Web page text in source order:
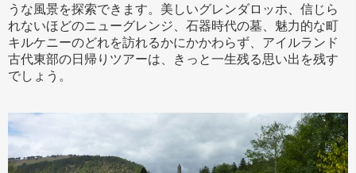
うな風景を探索できます。美しいグレンダロッホ、信じら
れないほどのニューグレンジ、石器時代の墓、魅力的な町
キルケニーのどれを訪れるかにかかわらず、アイルランド
古代東部の日帰りツアーは、きっと一生残る思い出を残す
でしょう。